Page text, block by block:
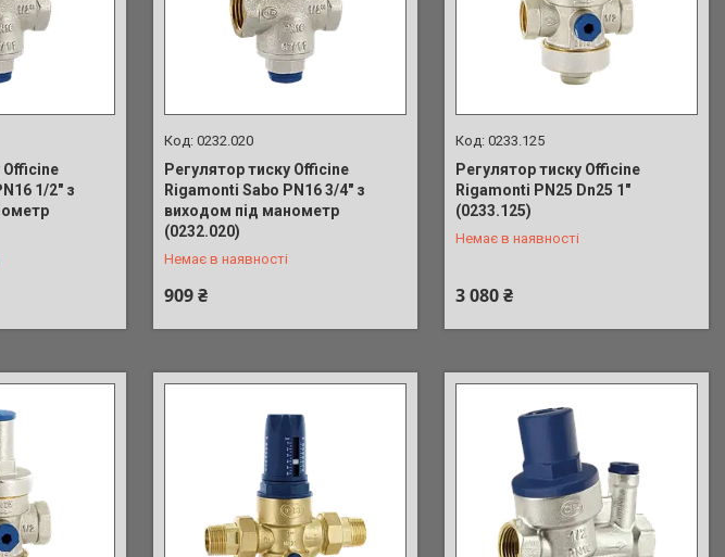
Officine
1/2" з
0232.020
Регулятор тиску Officine
Rigamonti Sabo PN16 3/4" з
виходом під манометр
(0232.020)
Немає в наявності
909 ₴
+380 (73) 687-71-35
0233.125
Регулятор тиску Officine
Rigamonti PN25 Dn25 1"
(0233.125)
Немає в наявності
3 080 ₴